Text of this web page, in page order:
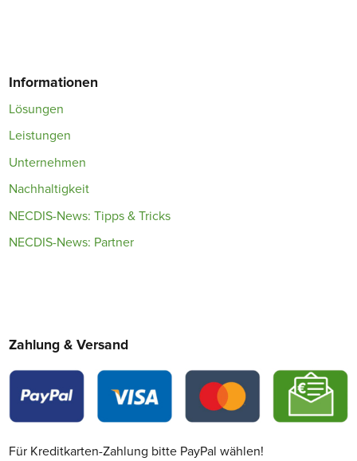
Informationen
Lösungen
Leistungen
Unternehmen
Nachhaltigkeit
NECDIS-News: Tipps & Tricks
NECDIS-News: Partner
Zahlung & Versand
Für Kreditkarten-Zahlung bitte PayPal wählen!